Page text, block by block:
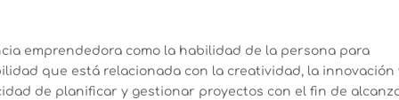
emprendedora como la habilidad de la persona para
que está relacionada con la creatividad, la innovación
de planificar y gestionar proyectos con el fin de